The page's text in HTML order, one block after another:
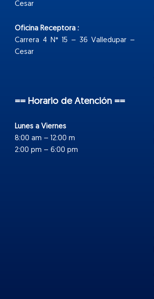
Cesar
Oficina Receptora :
Carrera 4 N° 15 – 36 Valledupar –
Cesar
== Horario de Atención ==
Lunes a Viernes
8:00 am – 12:00 m
2:00 pm – 6:00 pm